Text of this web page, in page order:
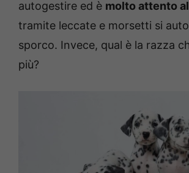
autogestire ed è molto attento
tramite leccate e morsetti si
sporco. Invece, qual è la razza
più?